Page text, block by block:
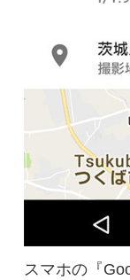
スマホの『